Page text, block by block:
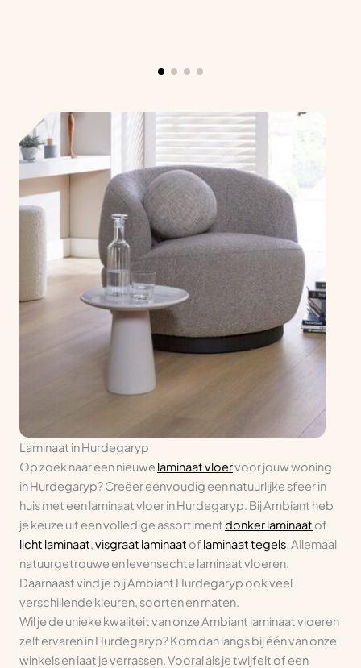
Laminaat in Hurdegaryp
Op zoek naar een nieuwe laminaat vloervoor jouw woning
in Hurdegaryp? Creëer eenvoudig een natuurlijke sfeer in
huis met een laminaat vloer in Hurdegaryp. Bij Ambiant heb
je keuze uit een volledige assortimentdonker laminaat of
licht laminaat,visgraat laminaat of laminaat tegels. Allemaal
natuurgetrouwe en levensechte laminaat vloeren.
Daarnaast vind je bij Ambiant Hurdegaryp ook veel
verschillende kleuren, soorten en maten.
Wil je de unieke kwaliteit van onze Ambiant laminaat vloeren
zelf ervaren in Hurdegaryp? Kom dan langs bij één van onze
winkels en laat je verrassen. Vooral als je twijfelt of een